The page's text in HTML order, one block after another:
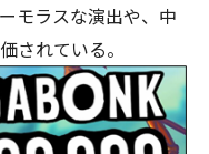
モラスな演出や、中
されている。